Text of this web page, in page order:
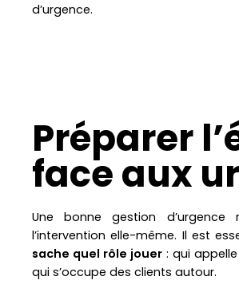
d’urgence.
Préparer
face aux
Une bonne gestion
l’intervention elle-même. Il est
sache quel rôle jouer : qui
qui s’occupe des clients autour.